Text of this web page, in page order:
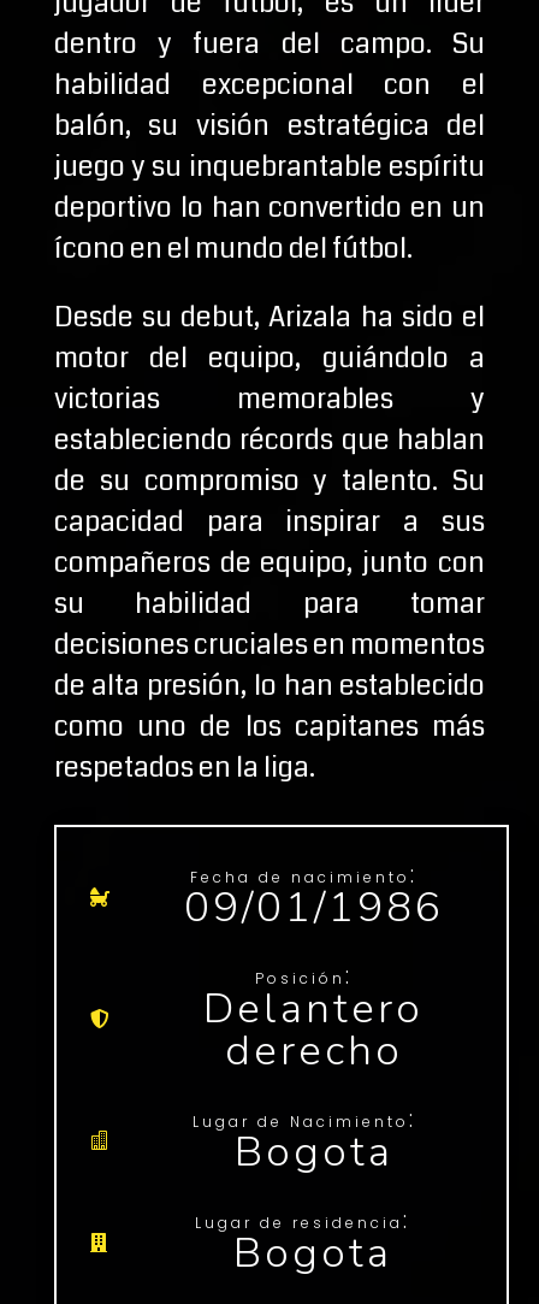
dentro y fuera del campo. Su
habilidad excepcional con el
balón, su visión estratégica del
juego y su inquebrantable espíritu
deportivo lo han convertido en un
ícono en el mundo del fútbol.
Desde su debut, Arizala ha sido el
motor del equipo, guiándolo a
victorias memorables y
estableciendo récords que hablan
de su compromiso y talento. Su
capacidad para inspirar a sus
compañeros de equipo, junto con
su habilidad para tomar
decisiones cruciales en momentos
de alta presión, lo han establecido
como uno de los capitanes más
respetados en la liga.
Fecha de nacimiento:
09/01/1986
Posición:
Delantero
derecho
Lugar de Nacimiento :
Bogota
Lugar de residencia:
Bogota